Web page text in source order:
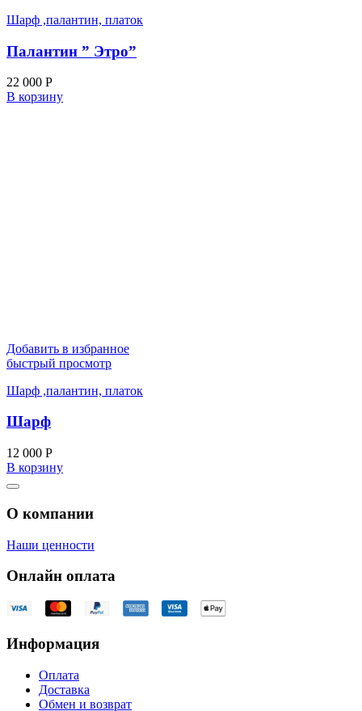
Шарф ,палантин, платок
Палантин ” Этро”
22 000 Р
В корзину
Добавить в избранное
быстрый просмотр
Шарф ,палантин, платок
Шарф
12 000 Р
В корзину
О компании
Наши ценности
Онлайн оплата
Информация
Оплата
Доставка
Обмен и возврат